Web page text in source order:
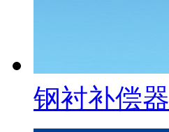
钢衬补偿器